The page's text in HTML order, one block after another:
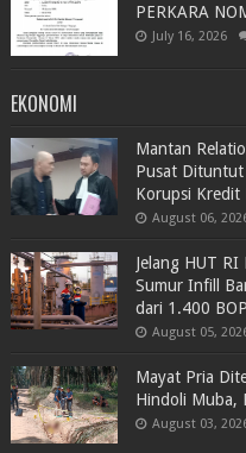
PERKARA
July 16, 2026
EKONOMI
Mantan
Pusat Dituntut
Korupsi Kredit
August 06,
Jelang HUT
Sumur Infill
dari 1.400
August 05,
Mayat Pria
Hindoli Muba,
August 03,